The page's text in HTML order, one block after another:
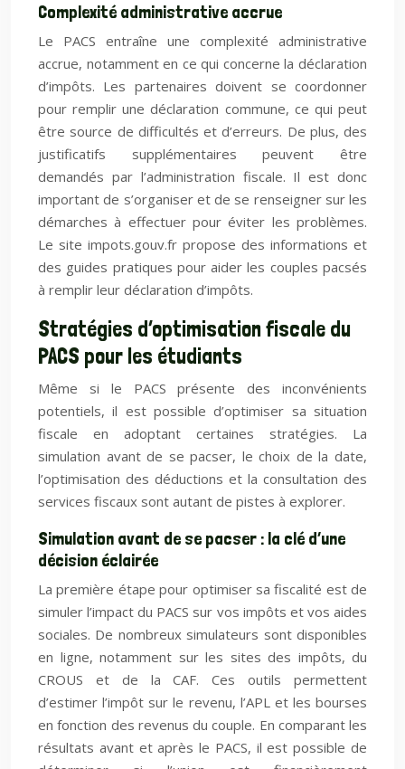
Complexité administrative accrue
Le PACS entraîne une complexité administrative
accrue, notamment en ce qui concerne la déclaration
d’impôts. Les partenaires doivent se coordonner
pour remplir une déclaration commune, ce qui peut
être source de difficultés et d’erreurs. De plus, des
justificatifs supplémentaires peuvent être
demandés par l’administration fiscale. Il est donc
important de s’organiser et de se renseigner sur les
démarches à effectuer pour éviter les problèmes.
Le site impots.gouv.fr propose des informations et
des guides pratiques pour aider les couples pacsés
à remplir leur déclaration d’impôts.
Stratégies d’optimisation fiscale du
PACS pour les étudiants
Même si le PACS présente des inconvénients
potentiels, il est possible d’optimiser sa situation
fiscale en adoptant certaines stratégies. La
simulation avant de se pacser, le choix de la date,
l’optimisation des déductions et la consultation des
services fiscaux sont autant de pistes à explorer.
Simulation avant de se pacser : la clé d’une
décision éclairée
La première étape pour optimiser sa fiscalité est de
simuler l’impact du PACS sur vos impôts et vos aides
sociales. De nombreux simulateurs sont disponibles
en ligne, notamment sur les sites des impôts, du
CROUS et de la CAF. Ces outils permettent
d’estimer l’impôt sur le revenu, l’APL et les bourses
en fonction des revenus du couple. En comparant les
résultats avant et après le PACS, il est possible de